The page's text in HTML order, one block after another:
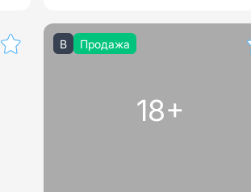
B Продажа
18+